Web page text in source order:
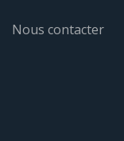
Nous contacter